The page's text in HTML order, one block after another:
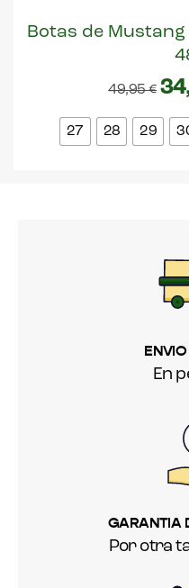
Botas de
49,95€
27 28 29
En
GARANTIA
Por otra